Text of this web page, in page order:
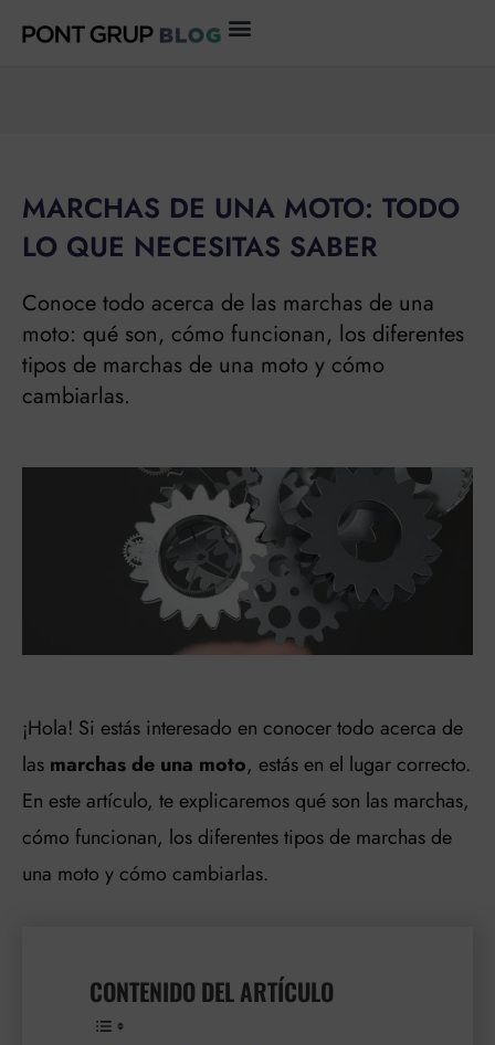
MARCHAS DE UNA MOTO: TODO
LO QUE NECESITAS SABER
Conoce todo acerca de las marchas de una
moto: qué son, cómo funcionan, los diferentes
tipos de marchas de una moto y cómo
cambiarlas.
¡Hola! Si estás interesado en conocer todo acerca de
las marchas de una moto, estás en el lugar correcto.
En este artículo, te explicaremos qué son las marchas,
cómo funcionan, los diferentes tipos de marchas de
una moto y cómo cambiarlas.
CONTENIDO DEL ARTÍCULO